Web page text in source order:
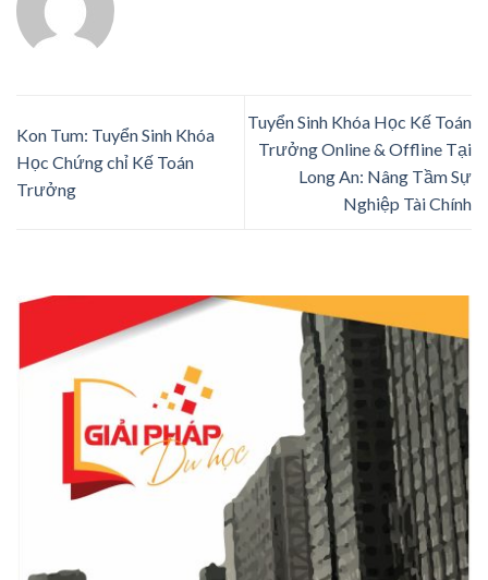
Kon Tum: Tuyển Sinh Khóa
Học Chứng chỉ Kế Toán
Trưởng
Tuyển Sinh Khóa Học Kế Toán
Trưởng Online & Offline Tại
Long An: Nâng Tầm Sự
Nghiệp Tài Chính